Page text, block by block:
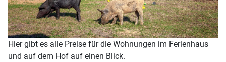
Hier gibt es alle Preise für die Wohnungen im Ferienhaus
und auf dem Hof auf einen Blick.